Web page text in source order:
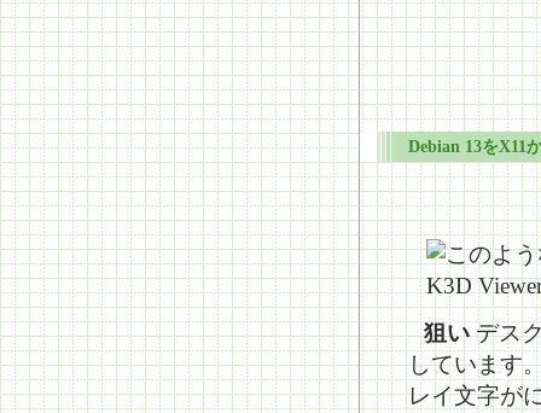
Debian 13をX11
狙いデス
しています
レイ文字が